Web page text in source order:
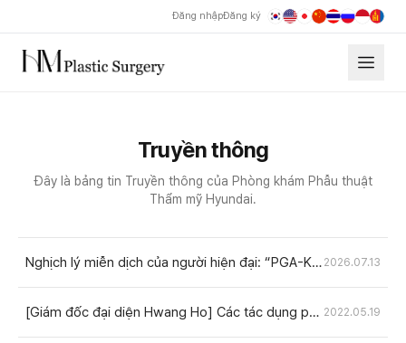
Đăng nhậpĐăng ký
Truyền thông
Đây là bảng tin Truyền thông của Phòng khám Phẫu thuật
Thẩm mỹ Hyundai.
Nghịch lý miễn dịch của người hiện đại: “PGA-K” 2026.07.13
[Giám đốc đại diện Hwang Ho] Các tác dụng phụ 2022.05.19